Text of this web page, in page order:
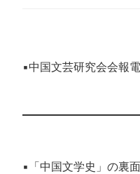
▪️中国文芸研究会会報
▪️「中国文学史」の裏